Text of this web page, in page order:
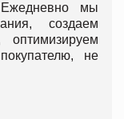
Ежедневно мы
создаем
не